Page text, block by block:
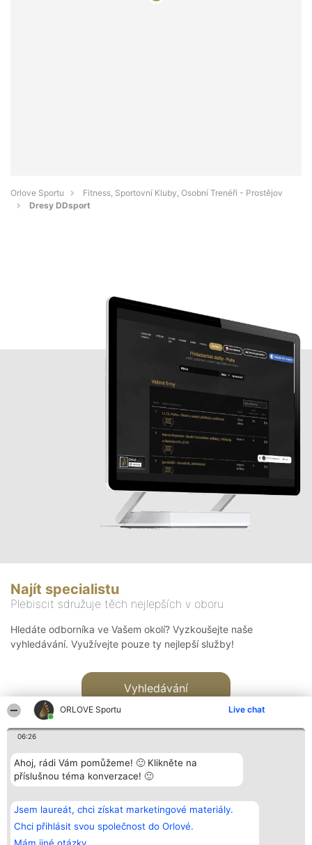
ORLOVE Sportu Live chat
06:26
Ahoj, rádi Vám pomůžeme! 🙂 Klikněte na
příslušnou téma konverzace! 🙂
Jsem laureát, chci získat marketingové materiály.
Chci přihlásit svou společnost do Orlové.
Orlove Sportu
Fitness, Sportovní Kluby, Osobní Trenéři - Prostějov
Dresy DDsport
Najít specialistu
Plebiscit sdružuje těch nejlepších v oboru
Hledáte odborníka ve Vašem okolí? Vyzkoušejte naše
vyhledávání. Využívejte pouze ty nejlepší služby!
Vyhledávání
Bright Side Solutions sp. z o.
o. sp. k.
ul. Ruska 22
Wrocław 50-079
KRS 0000749100 | Regon
Vítězové
Seznam všech
laureátů
Zásady
Kontakt